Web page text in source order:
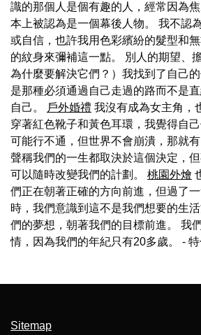
識的那個人是個有趣的人，經常因為
本上被認為是一個幕後人物。 我不認
或自信，也許我用色彩繽紛的髮型和無
的紋身來彌補這一點。 別人的期望
為什麼要解決它們？）我找到了自己
是那種必須通過自己走過的路而不是
自己。
戶外婚禮 我沒有成為女主角，
穿著紅色靴子和黃色耳環，我覺得自
可能行不通，但世界不會崩潰，那就
聲稱我們的一生都取決於這個決定，
可以隨時改變我們的計劃。 桃園外燴
們正在朝著正確的方向前進，但過了
時，我們意識到這不是我們想要的生
們的夢想，朝著我們的目標前進。 我
情，因為我們的年紀只有20多歲。 -
Sitemap